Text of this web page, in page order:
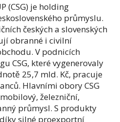
(CSG) je holding
průmyslu.
českých a slovenských
obranné i civilní
V podnicích
CSG, které vygenerovaly
25,7 mld. Kč, pracuje
Hlavními obory CSG
železniční,
průmysl. S produkty
díky silné proexportní